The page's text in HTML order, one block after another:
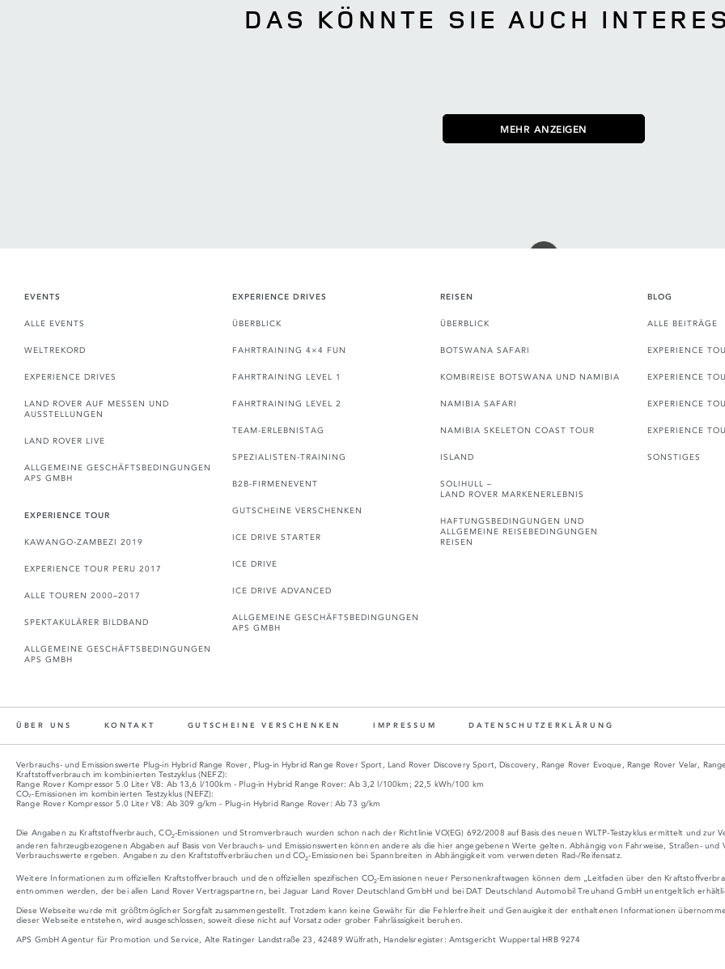
DAS KÖNNTE SIE AUCH
MEHR ANZEIGEN
EVENTS
ALLE EVENTS
WELTREKORD
EXPERIENCE DRIVES
LAND ROVER AUF MESSEN UND
AUSSTELLUNGEN
LAND ROVER LIVE
ALLGEMEINE GESCHÄFTSBEDINGUNGEN
APS GMBH
EXPERIENCE TOUR
KAWANGO-ZAMBEZI 2019
EXPERIENCE TOUR PERU 2017
ALLE TOUREN 2000–2017
SPEKTAKULÄRER BILDBAND
ALLGEMEINE GESCHÄFTSBEDINGUNGEN
APS GMBH
EXPERIENCE DRIVES
ÜBERBLICK
FAHRTRAINING 4×4 FUN
FAHRTRAINING LEVEL 1
FAHRTRAINING LEVEL 2
TEAM-ERLEBNISTAG
SPEZIALISTEN-TRAINING
B2B-FIRMENEVENT
GUTSCHEINE VERSCHENKEN
ICE DRIVE STARTER
ICE DRIVE
ICE DRIVE ADVANCED
ALLGEMEINE GESCHÄFTSBEDINGUNGEN
APS GMBH
REISEN
ÜBERBLICK
BOTSWANA SAFARI
KOMBIREISE BOTSWANA UND NAMIBIA
NAMIBIA SAFARI
NAMIBIA SKELETON COAST TOUR
ISLAND
SOLIHULL –
LAND ROVER MARKENERLEBNIS
HAFTUNGSBEDINGUNGEN UND
ALLGEMEINE REISEBEDINGUNGEN
REISEN
BLOG
ALLE BEITRÄGE
EXPERIENCE
EXPERIENCE
EXPERIENCE
EXPERIENCE
SONSTIGES
ÜBER UNS KONTAKT GUTSCHEINE VERSCHENKEN IMPRESSUM DATENSCHUTZERKLÄRUNG
Verbrauchs- und Emissionswerte Plug‑in Hybrid Range Rover, Plug‑in Hybrid Range Rover Sport, Land Rover Discovery Sport, Discovery, Range Rover Evoque, Range Rover Velar,
Kraftstoffverbrauch im kombinierten Testzyklus (NEFZ):
Range Rover Kompressor 5.0 Liter V8: Ab 13,6 l/100km - Plug-in Hybrid Range Rover: Ab 3,2 l/100km; 22,5 kWh/100 km
CO₂-Emissionen im kombinierten Testzyklus (NEFZ):
Range Rover Kompressor 5.0 Liter V8: Ab 309 g/km - Plug-in Hybrid Range Rover: Ab 73 g/km
Die Angaben zu Kraftstoffverbrauch, CO2-Emissionen und Stromverbrauch wurden schon nach der Richtlinie VO(EG) 692/2008 auf Basis des neuen WLTP-Testzyklus ermittelt und
anderen fahrzeugbezogenen Abgaben auf Basis von Verbrauchs- und Emissionswerten können andere als die hier angegebenen Werte gelten. Abhängig von Fahrweise, Straßen- und
Verbrauchswerte ergeben. Angaben zu den Kraftstoffverbräuchen und CO2-Emissionen bei Spannbreiten in Abhängigkeit vom verwendeten Rad-/Reifensatz.
Weitere Informationen zum offiziellen Kraftstoffverbrauch und den offiziellen spezifischen CO2-Emissionen neuer Personenkraftwagen können dem „Leitfaden über den
entnommen werden, der bei allen Land Rover Vertragspartnern, bei Jaguar Land Rover Deutschland GmbH und bei DAT Deutschland Automobil Treuhand GmbH unentgeltlich
Diese Webseite wurde mit größtmöglicher Sorgfalt zusammengestellt. Trotzdem kann keine Gewähr für die Fehlerfreiheit und Genauigkeit der enthaltenen Informationen
dieser Webseite entstehen, wird ausgeschlossen, soweit diese nicht auf Vorsatz oder grober Fahrlässigkeit beruhen.
APS GmbH Agentur für Promotion und Service, Alte Ratinger Landstraße 23, 42489 Wülfrath, Handelsregister: Amtsgericht Wuppertal HRB 9274